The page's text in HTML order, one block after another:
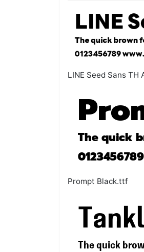
LINE Seed Sans
Prompt Black.ttf